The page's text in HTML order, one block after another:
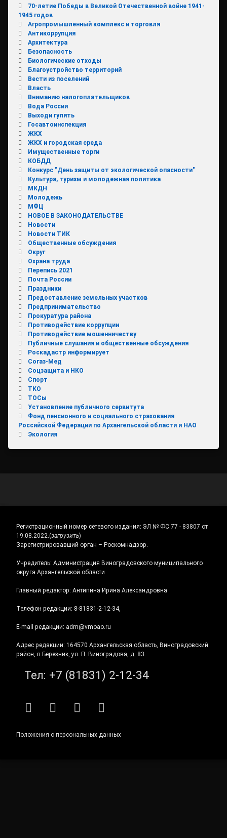
70-летие Победы в Великой Отечественной войне 1941-
1945 годов
Агропромышленный комплекс и торговля
Антикоррупция
Архитектура
Безопасность
Биологические отходы
Благоустройство территорий
Вести из поселений
Власть
Вниманию налогоплательщиков
Вода России
Выходи гулять
Госавтоинспекция
ЖКХ
ЖКХ и городская среда
Имущественные торги
КОБДД
Конкурс "День защиты от экологической опасности"
Культура, туризм и молодежная политика
МКДН
Молодежь
МФЦ
НОВОЕ В ЗАКОНОДАТЕЛЬСТВЕ
Новости
Новости ТИК
Общественные обсуждения
Округ
Охрана труда
Перепись 2021
Почта России
Праздники
Предоставление земельных участков
Предпринимательство
Прокуратура района
Противодействие коррупции
Противодействие мошенничеству
Публичные слушания и общественные обсуждения
Роскадастр информирует
Согаз-Мед
Соцзащита и НКО
Спорт
ТКО
ТОСы
Установление публичного сервитута
Фонд пенсионного и социального страхования
Российской Федерации по Архангельской области и НАО
Экология
Регистрационный номер сетевого издания: ЭЛ № ФС 77 - 83807 от
19.08.2022.(загрузить)
Зарегистрировавший орган – Роскомнадзор.
Учредитель: Администрация Виноградовского муниципального
округа Архангельской области
Главный редактор: Антипина Ирина Александровна
Телефон редакции: 8-81831-2-12-34,
E-mail редакции: adm@vmoao.ru
Адрес редакции: 164570 Архангельская область, Виноградовский
район, п.Березник, ул. П. Виноградова, д. 83.
Тел: +7 (81831) 2-12-34
RSS E-mailВКонтакте
Telegram
Положения о персональных данных